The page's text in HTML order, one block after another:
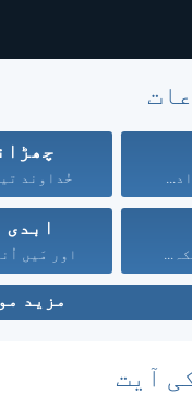
خُداوند
اور مَیں
مزید
آیت